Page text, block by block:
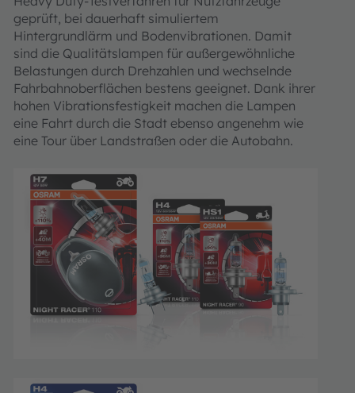
geprüft, bei dauerhaft simuliertem
Hintergrundlärm und Bodenvibrationen. Damit
sind die Qualitätslampen für außergewöhnliche
Belastungen durch Drehzahlen und wechselnde
Fahrbahnoberflächen bestens geeignet. Dank ihrer
hohen Vibrationsfestigkeit machen die Lampen
eine Fahrt durch die Stadt ebenso angenehm wie
eine Tour über Landstraßen oder die Autobahn.